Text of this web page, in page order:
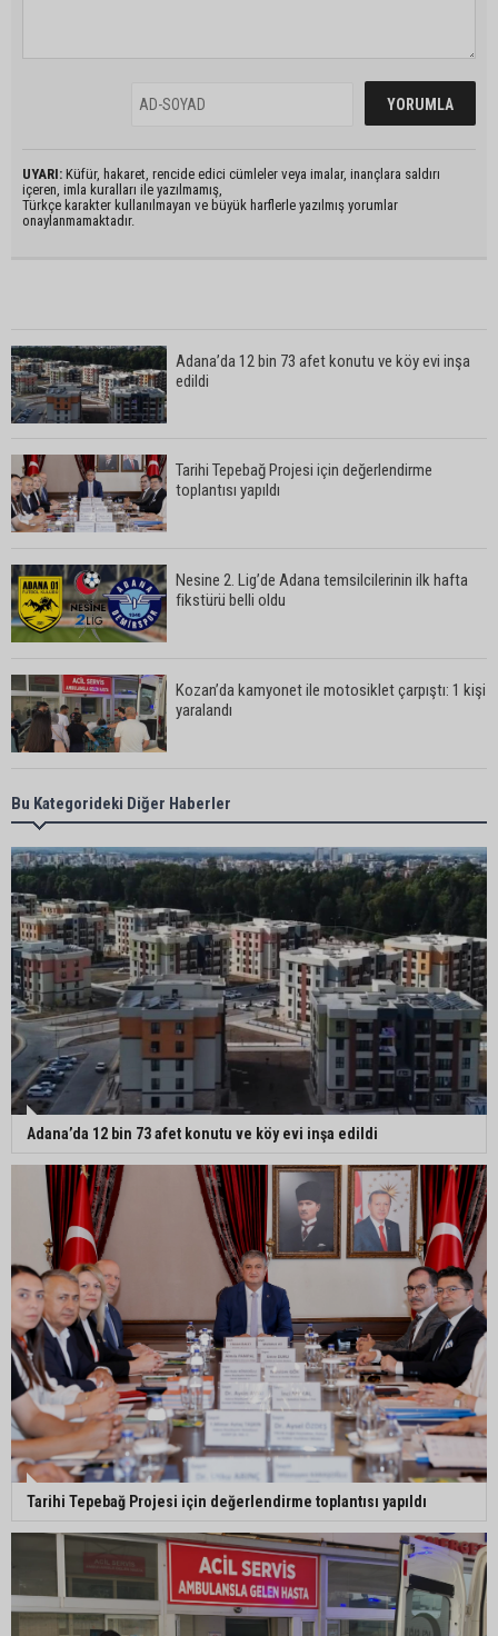
UYARI: Küfür, hakaret, rencide edici cümleler veya imalar, inançlara saldırı
içeren, imla kuralları ile yazılmamış,
Türkçe karakter kullanılmayan ve büyük harflerle yazılmış yorumlar
onaylanmamaktadır.
Adana’da 12 bin 73 afet konutu ve köy evi inşa
edildi
Tarihi Tepebağ Projesi için değerlendirme
toplantısı yapıldı
Nesine 2. Lig’de Adana temsilcilerinin ilk hafta
fikstürü belli oldu
Kozan’da kamyonet ile motosiklet çarpıştı: 1 kişi
yaralandı
Karataş Belediye Başkanı Ali Bedrettin Karataş:
“Sahillerimize birlikte sahip çıkalım”
Pozantı’da İlçe Jandarma Komutanlığı ekipleri
vatandaşları dijital dolandırıcılığa karşı uyardı
Adana Lezzet Festivali için stratejik hazırlık
toplantısı yapıldı
Adana’da 478 yıllık Kemeraltı Camii’nde sprey
istedi
Adana’ya acı haber: Adanalı polis memuru
İstanbul’daki kazada hayatını kaybetti
Feke Belediyesi’nden Çondu Mahallesi’nde yol
çalışması
Bu Kategorideki Diğer Haberler
Adana’da 12 bin 73 afet konutu ve köy evi inşa edildi
Tarihi Tepebağ Projesi için değerlendirme toplantısı yapıldı